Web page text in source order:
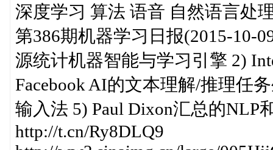
深度学习 算法 语音 自然语言处
第386期机器学习日报(2015-10-
源统计机器智能与学习引擎 2)
Facebook AI的文本理解/推理任
输入法 5) Paul Dixon汇总的NLP
http://t.cn/Ry8DLQ9